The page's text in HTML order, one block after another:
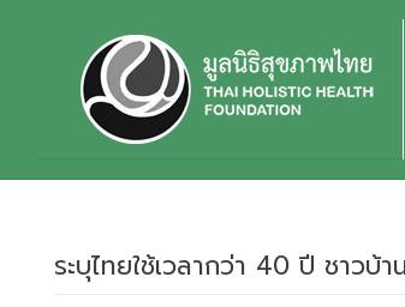
ระบุไทยใช้เวลากว่า 40 ปี ชาว